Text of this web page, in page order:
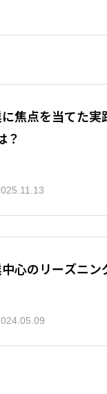
焦点を当てた実
？
心のリーズニン